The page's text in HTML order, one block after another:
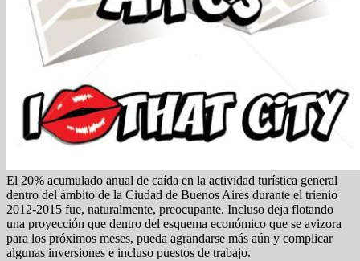
El 20% acumulado anual de caída en la actividad turística general
dentro del ámbito de la Ciudad de Buenos Aires durante el trienio
2012-2015 fue, naturalmente, preocupante. Incluso deja flotando
una proyección que dentro del esquema económico que se avizora
para los próximos meses, pueda agrandarse más aún y complicar
algunas inversiones e incluso puestos de trabajo.